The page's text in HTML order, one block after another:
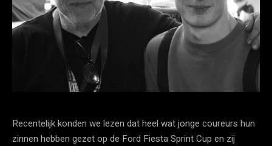
Recentelijk konden we lezen dat heel wat jonge coureurs hun
zinnen hebben gezet op de Ford Fiesta Sprint Cup en zij